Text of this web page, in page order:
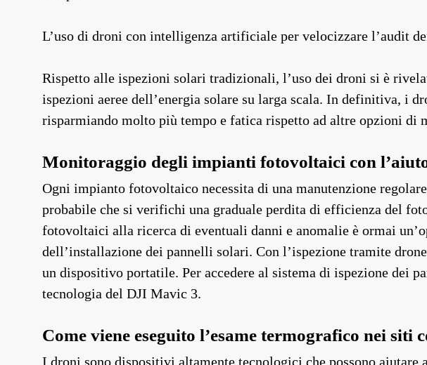
L’uso di droni con intelligenza artificiale per velocizzare l’audit
Rispetto alle ispezioni solari tradizionali, l’uso dei droni si è
ispezioni aeree dell’energia solare su larga scala. In definitiva, i
risparmiando molto più tempo e fatica rispetto ad altre opzioni di
Monitoraggio degli impianti fotovoltaici con
Ogni impianto fotovoltaico necessita di una manutenzione
probabile che si verifichi una graduale perdita di efficienza del
fotovoltaici alla ricerca di eventuali danni e anomalie è ormai
dell’installazione dei pannelli solari. Con l’ispezione tramite
un dispositivo portatile. Per accedere al sistema di ispezione dei
tecnologia del DJI Mavic 3.
Come viene eseguito l’esame termografico nei siti
I droni sono dispositivi altamente tecnologici che possono